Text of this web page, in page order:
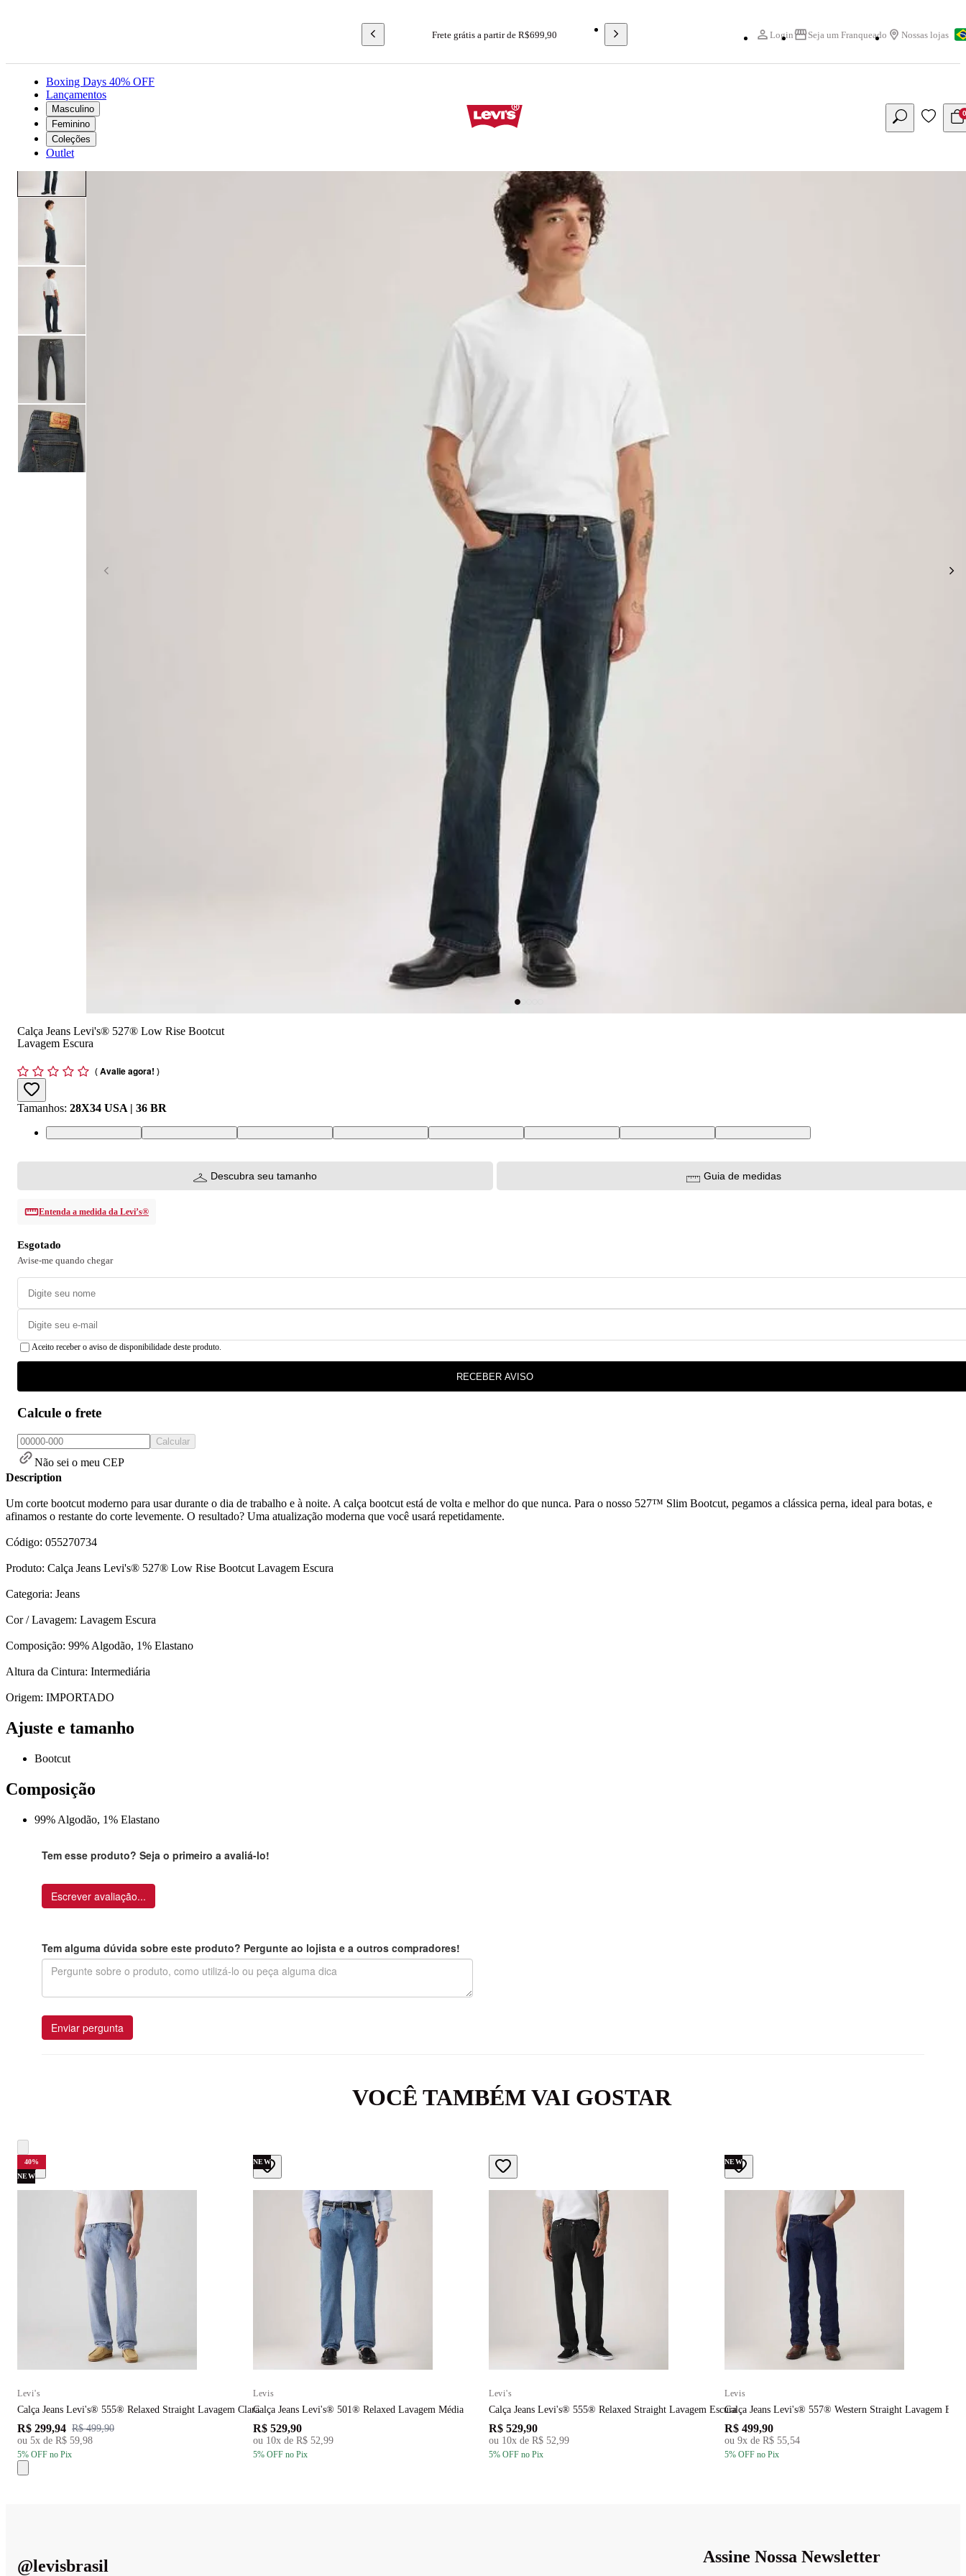
Frete grátis a partir de R$699,90 Login Seja um Franqueado Nossas lojas
Boxing Days 40% OFF
Lançamentos
Masculino
Feminino
Coleções
Outlet
0
Masculino
Calça Jeans Levi's® 527® Low Rise Bootcut
Lavagem Escura
(Avalie agora! )
Tamanhos: 28X34 USA | 36 BR
28X34 USA | 36 BR30X34 USA | 38 BR32X34 USA | 40 BR33X34 USA | 42 BR34X34 USA | 44 BR36X34 USA | 46 BR38X34 USA | 48 BR40X34 USA | 50 BR
Descubra seu tamanho Guia de medidas
Entenda a medida da Levi’s®
Esgotado
Avise-me quando chegar
Aceito receber o aviso de disponibilidade deste produto.
RECEBER AVISO
Calcule o frete
Calcular
Não sei o meu CEP
Description
Um corte bootcut moderno para usar durante o dia de trabalho e à noite. A calça bootcut está de volta e melhor do que nunca. Para o nosso 527™ Slim Bootcut, pegamos a clássica perna, ideal para botas, e
afinamos o restante do corte levemente. O resultado? Uma atualização moderna que você usará repetidamente.
Código: 055270734
Produto: Calça Jeans Levi's® 527® Low Rise Bootcut Lavagem Escura
Categoria: Jeans
Cor / Lavagem: Lavagem Escura
Composição: 99% Algodão, 1% Elastano
Altura da Cintura: Intermediária
Origem: IMPORTADO
Ajuste e tamanho
Bootcut
Composição
99% Algodão, 1% Elastano
Tem esse produto? Seja o primeiro a avaliá-lo!
Escrever avaliação...
Tem alguma dúvida sobre este produto? Pergunte ao lojista e a outros compradores!
Enviar pergunta
VOCÊ TAMBÉM VAI GOSTAR
40%
NEW
Levi's
Calça Jeans Levi's® 555® Relaxed Straight Lavagem Clara
R$ 299,94 R$ 499,90
ou 5x de R$ 59,98
5% OFF no Pix
NEW
Levis
Calça Jeans Levi's® 501® Relaxed Lavagem Média
R$ 529,90
ou 10x de R$ 52,99
5% OFF no Pix
Levi's
Calça Jeans Levi's® 555® Relaxed Straight Lavagem Escura
R$ 529,90
ou 10x de R$ 52,99
5% OFF no Pix
NEW
Levis
Calça Jeans Levi's® 557® Western Straight Lavagem
R$ 499,90
ou 9x de R$ 55,54
5% OFF no Pix
@levisbrasil
Assine Nossa Newsletter